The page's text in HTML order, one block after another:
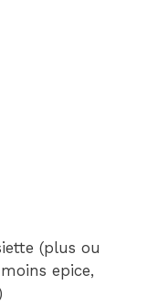
(plus ou
epice,